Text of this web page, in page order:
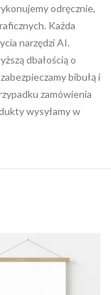
odręcznie,
Każda
narzędzi AI.
dbałością o
bibułą i
zamówienia
wysyłamy w